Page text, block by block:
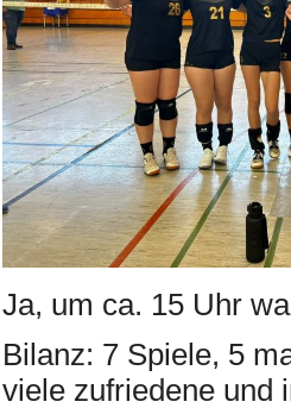
Ja, um ca. 15 Uhr
Bilanz: 7 Spiele, 5
viele zufriedene und